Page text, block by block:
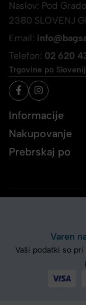
Naslov: Pod
2380 SLOVENJ
Email:
Telefon: 02 620
Trgovine po
Informacije
Nakupovanje
Prebrskaj po
Varen
Vaši podatki so